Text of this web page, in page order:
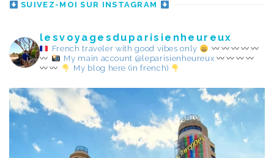
SUIVEZ-MOI SUR INSTAGRAM
lesvoyagesduparisienheureux
French traveler with good vibes only
My main account @leparisienheureux
My blog here (in french)